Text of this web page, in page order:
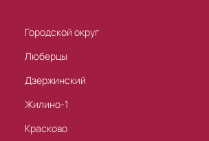
Городской округ
Люберцы
Дзержинский
Жилино-1
Красково